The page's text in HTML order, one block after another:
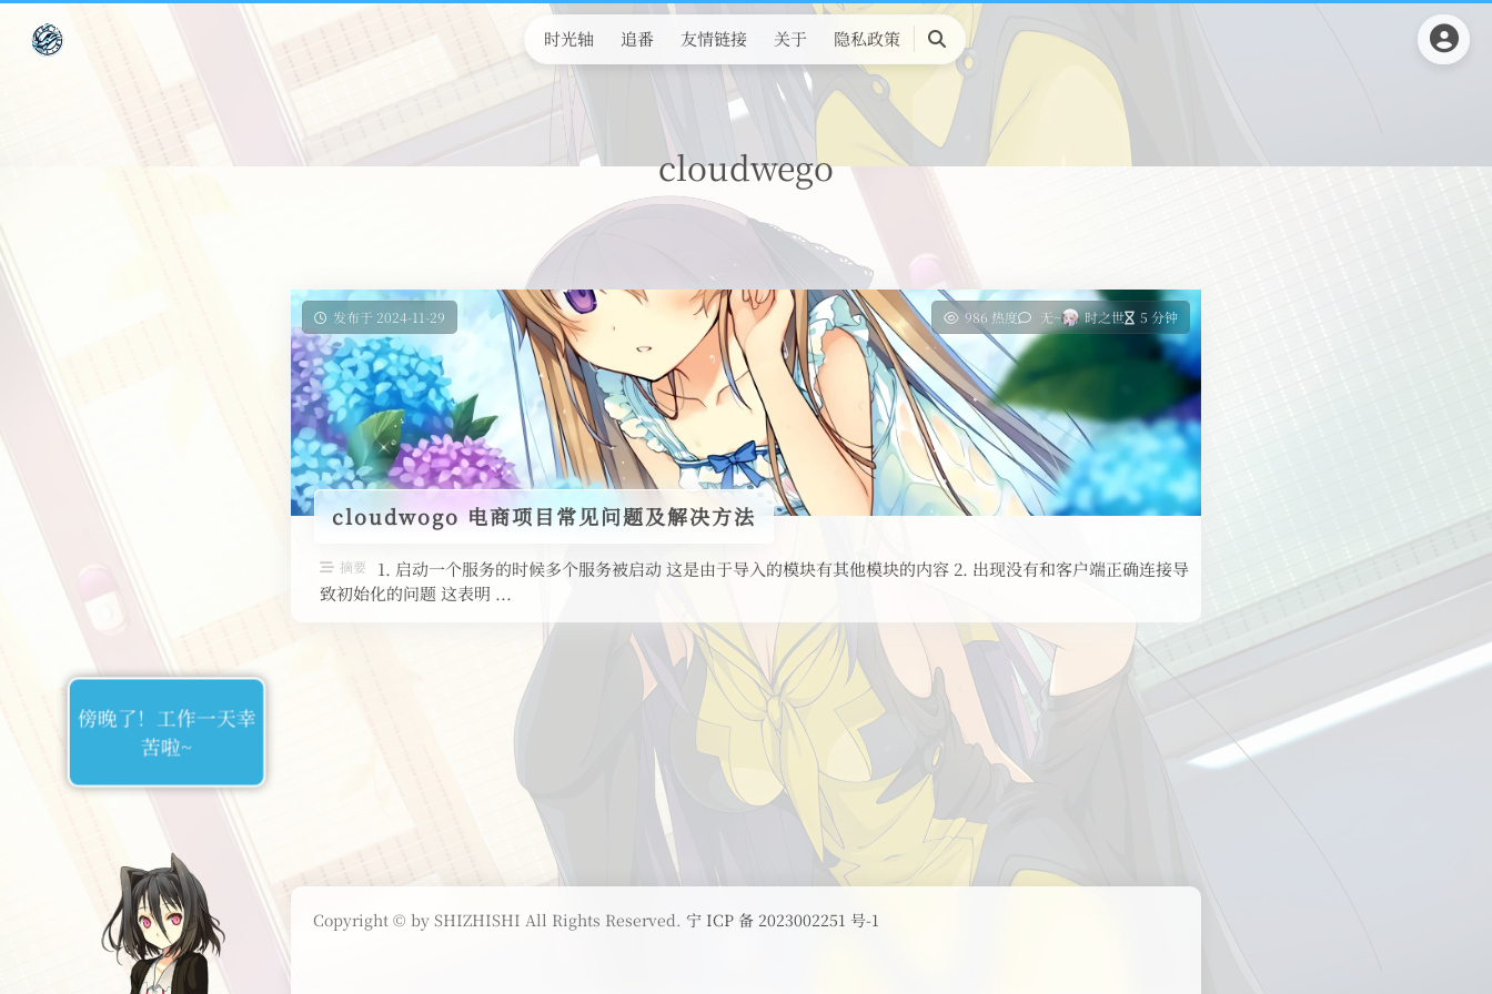
时光轴 追番 友情链接 关于 隐私政策 搜
索
cloudwego
发布于 2024-11-29 986 热度 无~ 时之世 5 分钟
cloudwogo 电商项目常见问题及解决方法
摘要
1. 启动一个服务的时候多个服务被启动 这是由于导入的模块有其他模块的内容 2. 出现没有和客户端正确连接导
致初始化的问题 这表明 ...
Copyright © by SHIZHISHI All Rights Reserved. 宁 ICP 备 2023002251 号-1
傍晚了！工作一天幸
苦啦~